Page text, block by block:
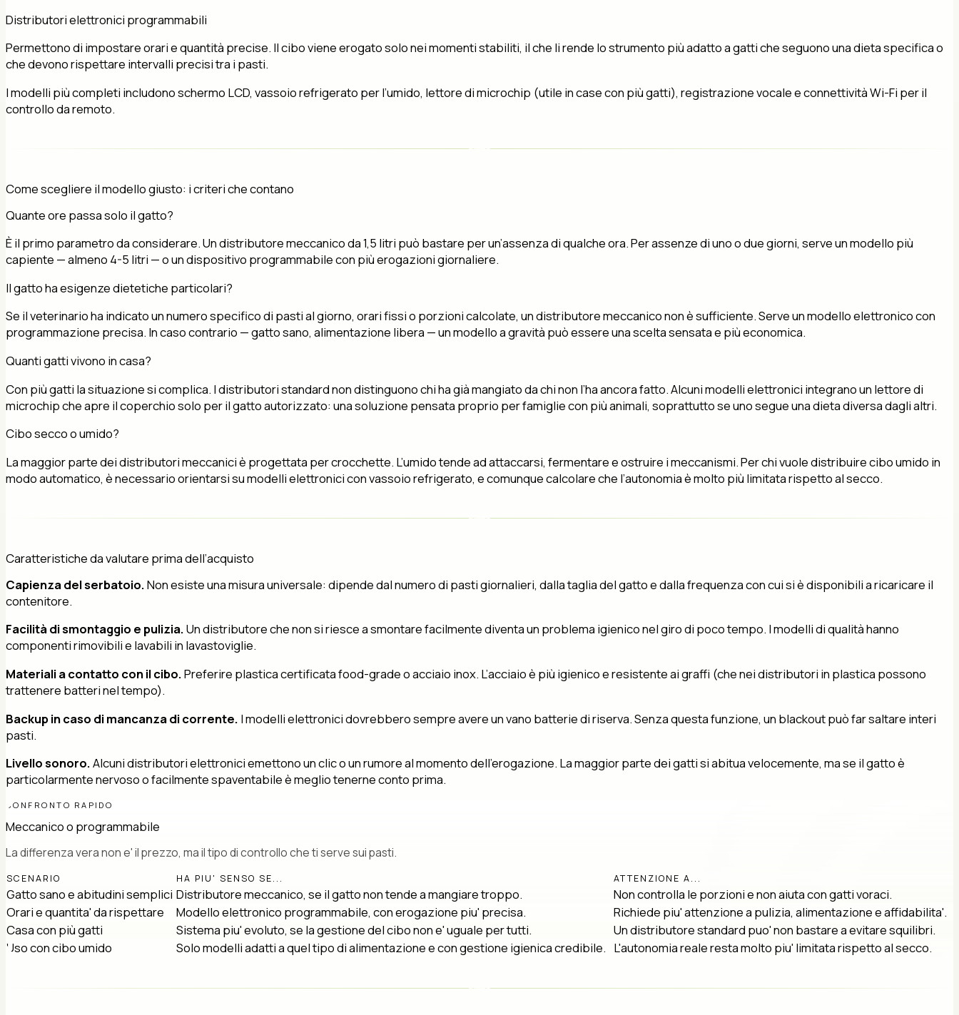
Distributori elettronici programmabili
Permettono di impostare orari e quantità precise. Il cibo viene erogato solo nei momenti stabiliti, il che li rende lo strumento più adatto a gatti che seguono una dieta specifica o
che devono rispettare intervalli precisi tra i pasti.
I modelli più completi includono schermo LCD, vassoio refrigerato per l’umido, lettore di microchip (utile in case con più gatti), registrazione vocale e connettività Wi-Fi per il
controllo da remoto.
Come scegliere il modello giusto: i criteri che contano
Quante ore passa solo il gatto?
È il primo parametro da considerare. Un distributore meccanico da 1,5 litri può bastare per un’assenza di qualche ora. Per assenze di uno o due giorni, serve un modello più
capiente — almeno 4-5 litri — o un dispositivo programmabile con più erogazioni giornaliere.
Il gatto ha esigenze dietetiche particolari?
Se il veterinario ha indicato un numero specifico di pasti al giorno, orari fissi o porzioni calcolate, un distributore meccanico non è sufficiente. Serve un modello elettronico con
programmazione precisa. In caso contrario — gatto sano, alimentazione libera — un modello a gravità può essere una scelta sensata e più economica.
Quanti gatti vivono in casa?
Con più gatti la situazione si complica. I distributori standard non distinguono chi ha già mangiato da chi non l’ha ancora fatto. Alcuni modelli elettronici integrano un lettore di
microchip che apre il coperchio solo per il gatto autorizzato: una soluzione pensata proprio per famiglie con più animali, soprattutto se uno segue una dieta diversa dagli altri.
Cibo secco o umido?
La maggior parte dei distributori meccanici è progettata per crocchette. L’umido tende ad attaccarsi, fermentare e ostruire i meccanismi. Per chi vuole distribuire cibo umido in
modo automatico, è necessario orientarsi su modelli elettronici con vassoio refrigerato, e comunque calcolare che l’autonomia è molto più limitata rispetto al secco.
Caratteristiche da valutare prima dell’acquisto
Capienza del serbatoio.Non esiste una misura universale: dipende dal numero di pasti giornalieri, dalla taglia del gatto e dalla frequenza con cui si è disponibili a ricaricare il
contenitore.
Facilità di smontaggio e pulizia.Un distributore che non si riesce a smontare facilmente diventa un problema igienico nel giro di poco tempo. I modelli di qualità hanno
componenti rimovibili e lavabili in lavastoviglie.
Materiali a contatto con il cibo.Preferire plastica certificata food-grade o acciaio inox. L’acciaio è più igienico e resistente ai graffi (che nei distributori in plastica possono
trattenere batteri nel tempo).
Backup in caso di mancanza di corrente. I modelli elettronici dovrebbero sempre avere un vano batterie di riserva. Senza questa funzione, un blackout può far saltare interi
pasti.
Livello sonoro.Alcuni distributori elettronici emettono un clic o un rumore al momento dell’erogazione. La maggior parte dei gatti si abitua velocemente, ma se il gatto è
particolarmente nervoso o facilmente spaventabile è meglio tenerne conto prima.
CONFRONTO RAPIDO
Meccanico o programmabile
La differenza vera non e' il prezzo, ma il tipo di controllo che ti serve sui pasti.
SCENARIO HA PIU' SENSO SE... ATTENZIONE A...
Gatto sano e abitudini semplici Distributore meccanico, se il gatto non tende a mangiare troppo.
Non controlla le porzioni e non aiuta con gatti voraci.
Orari e quantita' da rispettare
Modello elettronico programmabile, con erogazione piu' precisa.
Richiede piu' attenzione a pulizia, alimentazione e affidabilita'.
Casa con più gatti
Sistema piu' evoluto, se la gestione del cibo non e' uguale per tutti.
Un distributore standard puo' non bastare a evitare squilibri.
Uso con cibo umido
Solo modelli adatti a quel tipo di alimentazione e con gestione igienica credibile. L'autonomia reale resta molto piu' limitata rispetto al secco.